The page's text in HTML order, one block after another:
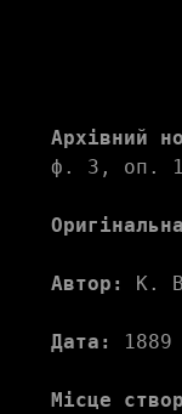
Архівний
ф. 3, оп.
Автор: К.
Дата: 1889
Місце